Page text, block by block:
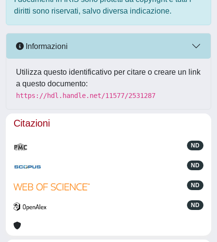
diritti sono riservati, salvo diversa indicazione.
Informazioni
Utilizza questo identificativo per citare o creare un link
a questo documento:
https://hdl.handle.net/11577/2531287
Citazioni
ND
ND
ND
ND